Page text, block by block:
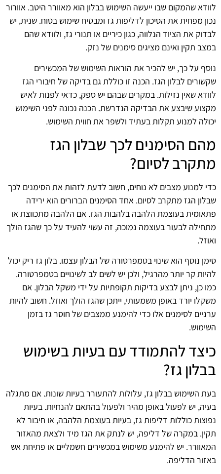
לוודא שהמקום שבו ייעשה השימוש בבלון הוא מאוורר היטב. אוורור
נכון מפחית את הסיכון לדליפות גז ומבטיח שימוש בטוח. שנית, יש
לבדוק את הציוד הנלווה, כגון כיריים או תנורי גז, ולוודא שהם
במצב תקין ואינם מציגים סימנים של נזק.
נוסף על כך, יש להכיר את הוראות השימוש של המכשירים
שקשורים לבלון הגז. הכנה זו כוללת גם בדיקה של חיבורי הגז
לוודא שאין נזילות. במקרים שבהם יש ספק, כדאי לפנות לאיש
מקצוע שיבצע את הבדיקה הנדרשת. הכנה נכונה לפני השימוש
יכולה למנוע תקלות בעתיד ולשפר את חווית השימוש.
מהם הסימנים לכך שבלון הגז
מתקרב לסיום?
כדי למנוע מצבים לא נוחים, חשוב לדעת לזהות את הסימנים לכך
שבלון הגז מתקרב לסיום. אחד הסימנים הברורים הוא ירידה
פתאומית בעוצמת הלהבה בלהבות הגז. אם הלהבה מתכווצת או
מתחילה לבעור בעוצמה נמוכה, זה עשוי להעיד על כך שהגז הולך
ואוזל.
סימן נוסף הוא שינוי בטמפרטורה של הבלון עצמו. בלון גז ריק יכול
להיות קר יותר מהרגיל, ולכן יש לשים לב לשינויים בטמפרטורה.
כמו כן, ניתן לבצע בדיקות תקופתיות על ידי משקל הבלון. אם
משקלו יורד באופן משמעותי, ייתכן שהגז הולך ואוזל. חשוב להיות
ערניים לסימנים אלו כדי להימנע ממצבים של חוסר גז בזמן
השימוש.
כיצד להתמודד עם בעיות בשימוש
בבלון גז?
בעת השימוש בבלון גז, עלולות להתעורר בעיות שונות. אם מתגלה
בעיה, יש לפעול באופן מהיר ולפעול בהתאם להנחיות. בעיות
נפוצות כוללות דליפות גז, בעיות בעוצמת הלהבה, או חיבור לא
תקין. במקרה של דליפה, יש לנתק את הגז מיד ולצאת מהאזור
המאוורר. יש להימנע משימוש במכשירים חשמליים או פתיחת אש
באזור הדליפה.